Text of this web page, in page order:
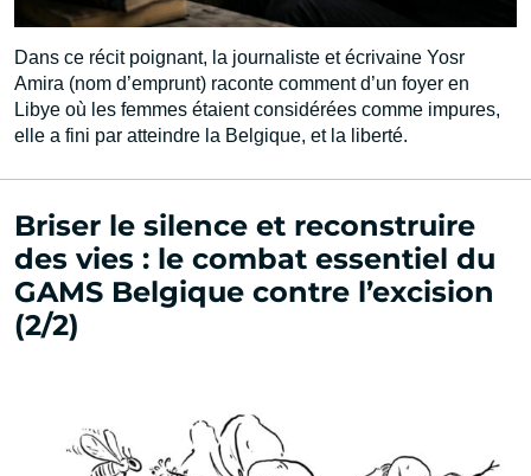
Dans ce récit poignant, la journaliste et écrivaine Yosr
Amira (nom d’emprunt) raconte comment d’un foyer en
Libye où les femmes étaient considérées comme impures,
elle a fini par atteindre la Belgique, et la liberté.
Briser le silence et reconstruire
des vies : le combat essentiel du
GAMS Belgique contre l’excision
(2/2)